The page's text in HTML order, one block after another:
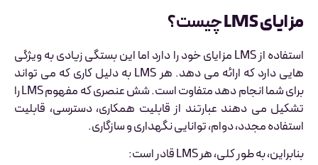
مزایای LMS چیست؟
استفاده از LMS مزایای خود را دارد اما این بستگی زیادی به ویژگی
هایی دارد که ارائه می دهد. هر LMS به دلیل کاری که می تواند
برای شما انجام دهد متفاوت است. شش عنصری که مفهوم LMS را
تشکیل می دهند عبارتند از قابلیت همکاری، دسترسی، قابلیت
استفاده مجدد، دوام، توانایی نگهداری و سازگاری.
بنابراین، به طور کلی، هر LMS قادر است: